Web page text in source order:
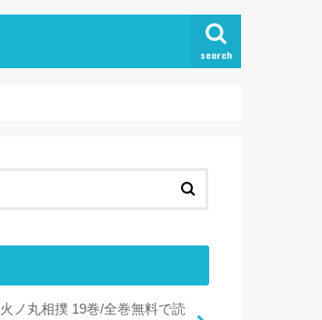
search
火ノ丸相撲 19巻/全巻無料で読